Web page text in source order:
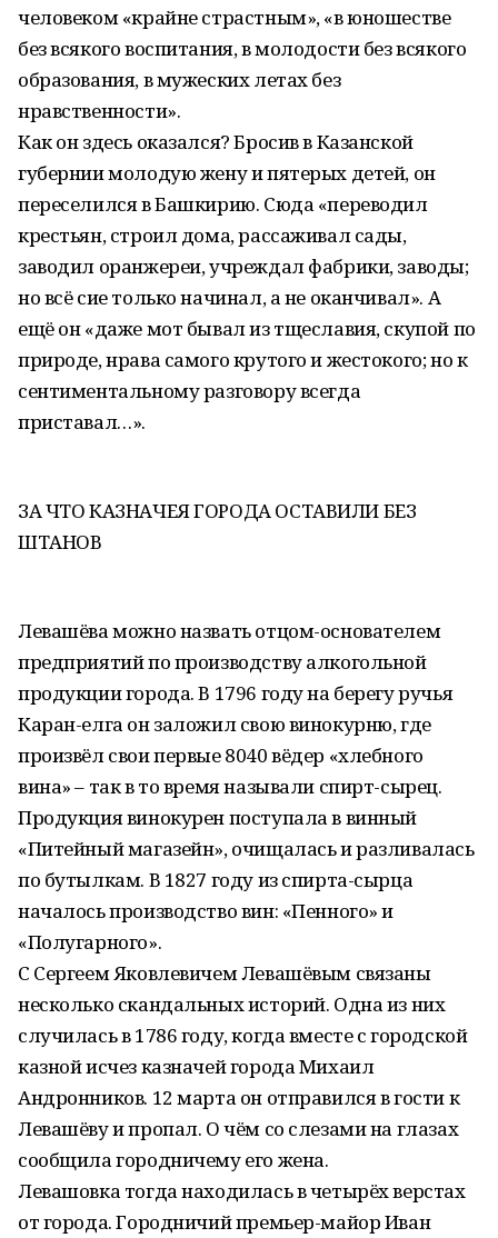
человеком «крайне страстным», «в юношестве
без всякого воспитания, в молодости без всякого
образования, в мужеских летах без
нравственности».
Как он здесь оказался? Бросив в Казанской
губернии молодую жену и пятерых детей, он
переселился в Башкирию. Сюда «переводил
крестьян, строил дома, рассаживал сады,
заводил оранжереи, учреждал фабрики, заводы;
но всё сие только начинал, а не оканчивал». А
ещё он «даже мот бывал из тщеславия, скупой по
природе, нрава самого крутого и жестокого; но к
сентиментальному разговору всегда
приставал…».
ЗА ЧТО КАЗНАЧЕЯ ГОРОДА ОСТАВИЛИ БЕЗ
ШТАНОВ
Левашёва можно назвать отцом-основателем
предприятий по производству алкогольной
продукции города. В 1796 году на берегу ручья
Каран-елга он заложил свою винокурню, где
произвёл свои первые 8040 вёдер «хлебного
вина» – так в то время называли спирт-сырец.
Продукция винокурен поступала в винный
«Питейный магазейн», очищалась и разливалась
по бутылкам. В 1827 году из спирта-сырца
началось производство вин: «Пенного» и
«Полугарного».
С Сергеем Яковлевичем Левашёвым связаны
несколько скандальных историй. Одна из них
случилась в 1786 году, когда вместе с городской
казной исчез казначей города Михаил
Андронников. 12 марта он отправился в гости к
Левашёву и пропал. О чём со слезами на глазах
сообщила городничему его жена.
Левашовка тогда находилась в четырёх верстах
от города. Городничий премьер-майор Иван